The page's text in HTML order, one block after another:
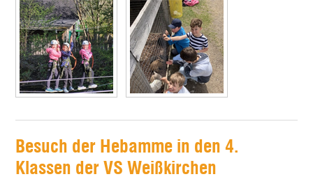
Besuch der Hebamme in den 4.
Klassen der VS Weißkirchen